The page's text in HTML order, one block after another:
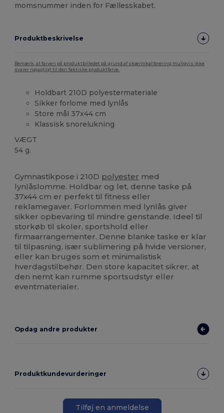
momsnummer inden for Fællesskabet.
Produktbeskrivelse
Bemærk, at farven på produktbilledet på grund af skærmkalibrering muligvis ikke
svarer nøjagtigt til den faktiske produktfarve.
Holdbart 210D polyestermateriale
Sikker forlome med lynlås
Store mål 37x44 cm
Klassisk snorelukning
VÆGT
54 g.
Gymnastikpose i 210D polyester med
lynlåslomme. Holdbar og let, denne taske på
37x44 cm er perfekt til fitness eller
reklamegaver. Forlommen med lynlås giver
sikker opbevaring til mindre genstande. Ideel til
storkøb til skoler, sportshold eller
firmaarrangementer. Denne blanke taske er klar
til tilpasning, især sublimering på hvide versioner,
eller kan bruges som et minimalistisk
hverdagstilbehør. Den store kapacitet sikrer, at
den nemt kan rumme sportsudstyr eller
eventmaterialer.
Opdag andre produkter
Produktkundevurderinger
Tilføj en anmeldelse